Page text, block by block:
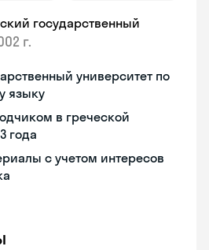
государственный
г.
университет по
языку
в греческой
года
с учетом интересов